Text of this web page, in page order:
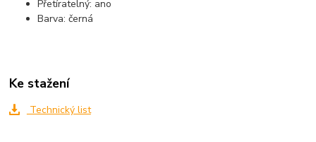
Přetíratelný: ano
Barva: černá
Ke stažení
Technický list